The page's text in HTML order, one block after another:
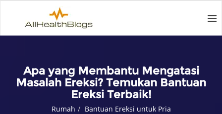
Apa yang Membantu Mengatasi
Masalah Ereksi? Temukan Bantuan
Ereksi Terbaik!
Rumah
Bantuan Ereksi untuk Pria